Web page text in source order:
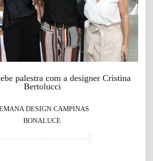
palestra com a designer Cristina
Bertolucci
DESIGN CAMPINAS
BONALUCE